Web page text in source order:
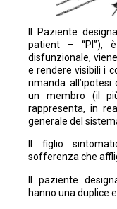
Il Paziente
patient – “PI”),
disfunzionale,
e rendere visibili i
rimanda
un membro (il
rappresenta, in
generale del
Il figlio
sofferenza che
Il paziente
hanno una duplice